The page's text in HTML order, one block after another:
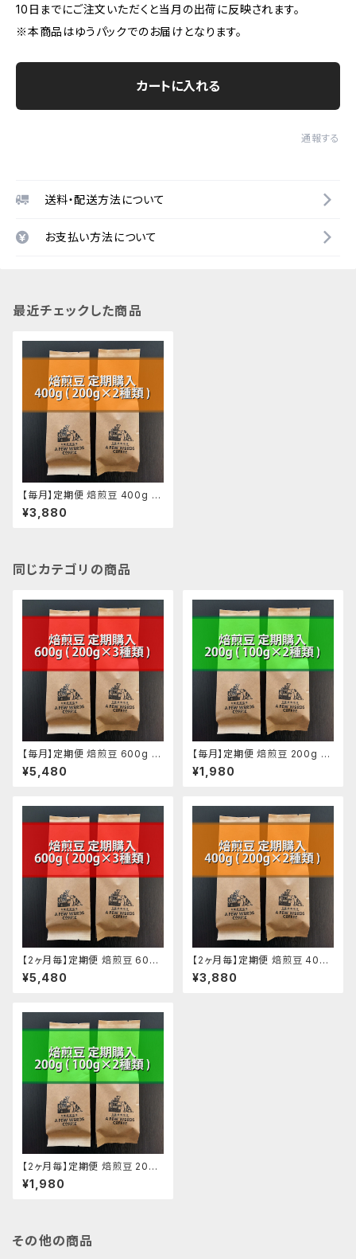
10日までにご注文いただくと当月の出荷に反映されます。
※本商品はゆうパックでのお届けとなります。
カートに入れる
通報する
送料・配送方法について
お支払い方法について
最近チェックした商品
【毎月】定期便 焙煎豆 400g (2
00g ✕ 2種類)
¥3,880
同じカテゴリの商品
【毎月】定期便 焙煎豆 600g (2
00g ✕ 3種類)
¥5,480
【毎月】定期便 焙煎豆 200g (1
00g ✕ 2種類)
¥1,980
【2ヶ月毎】定期便 焙煎豆 600g
(200g ✕ 3種類)
¥5,480
【2ヶ月毎】定期便 焙煎豆 400g
(200g ✕ 2種類)
¥3,880
【2ヶ月毎】定期便 焙煎豆 200g
(100g ✕ 2種類)
¥1,980
その他の商品